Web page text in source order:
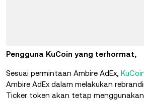
Pengguna KuCoin yang terhormat,
Sesuai permintaan Ambire AdEx,
Ambire AdEx dalam melakukan
Ticker token akan tetap menggunakan